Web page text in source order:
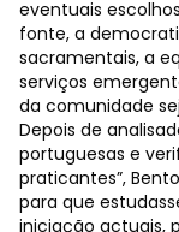
eventuais
fonte, a
sacramentais, a
serviços
da comunidade
Depois de
portuguesas e
praticantes”,
para que
iniciação actuais,